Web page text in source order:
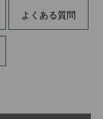
よくある質問